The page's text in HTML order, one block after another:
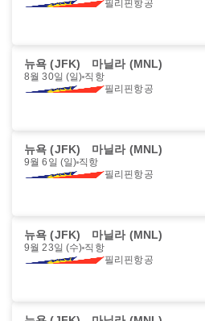
필리핀항공
뉴욕 (JFK) 마닐라 (MNL)
8월 30일 (일) 직항
필리핀항공
뉴욕 (JFK) 마닐라 (MNL)
9월 6일 (일) 직항
필리핀항공
뉴욕 (JFK) 마닐라 (MNL)
9월 23일 (수) 직항
필리핀항공